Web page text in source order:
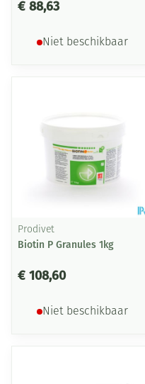
€ 88,63
Niet beschikbaar
Prodivet
Biotin P Granules 1kg
€ 108,60
Niet beschikbaar